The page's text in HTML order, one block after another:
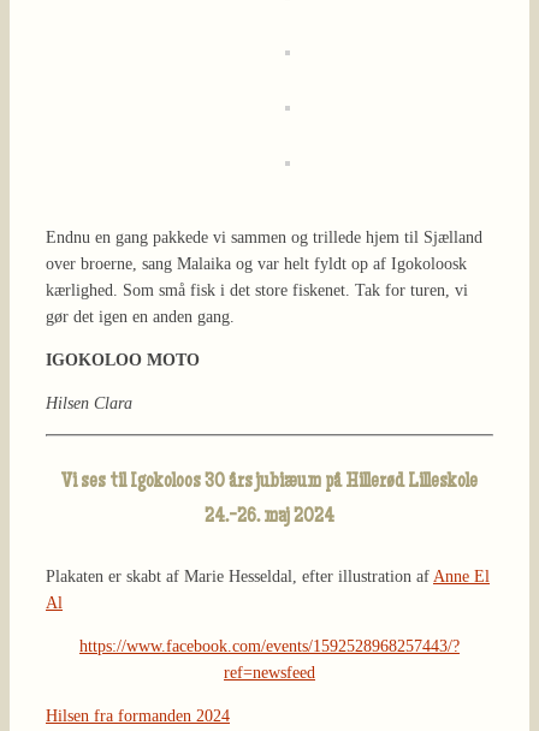
Endnu en gang pakkede vi sammen og trillede hjem til Sjælland
over broerne, sang Malaika og var helt fyldt op af Igokoloosk
kærlighed. Som små fisk i det store fiskenet. Tak for turen, vi
gør det igen en anden gang.
IGOKOLOO MOTO
Hilsen Clara
Vi ses til Igokoloos 30 års jubiæum på Hillerød Lilleskole
24.-26. maj 2024
Plakaten er skabt af Marie Hesseldal, efter illustration af Anne El
Al
https://www.facebook.com/events/1592528968257443/?
ref=newsfeed
Hilsen fra formanden 2024